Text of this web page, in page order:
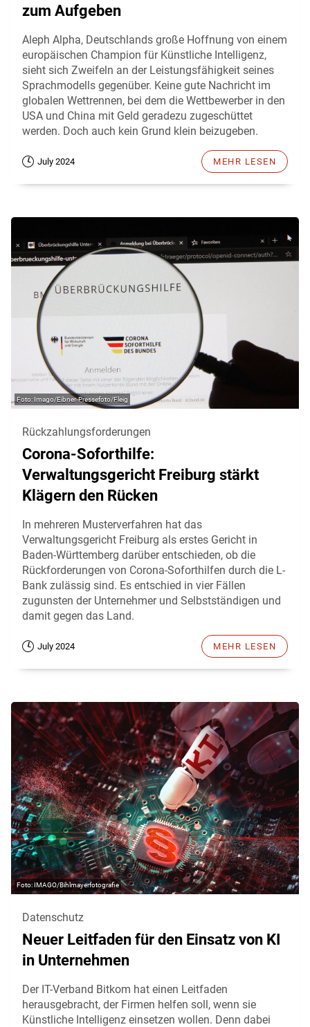
zum Aufgeben
Aleph Alpha, Deutschlands große Hoffnung von einem
europäischen Champion für Künstliche Intelligenz,
sieht sich Zweifeln an der Leistungsfähigkeit seines
Sprachmodells gegenüber. Keine gute Nachricht im
globalen Wettrennen, bei dem die Wettbewerber in den
USA und China mit Geld geradezu zugeschüttet
werden. Doch auch kein Grund klein beizugeben.
July 2024 MEHR LESEN
Imago/Eibner-Pressefoto/Fleig
Rückzahlungsforderungen
Corona-Soforthilfe:
Verwaltungsgericht Freiburg stärkt
Klägern den Rücken
In mehreren Musterverfahren hat das
Verwaltungsgericht Freiburg als erstes Gericht in
Baden-Württemberg darüber entschieden, ob die
Rückforderungen von Corona-Soforthilfen durch die L-
Bank zulässig sind. Es entschied in vier Fällen
zugunsten der Unternehmer und Selbstständigen und
damit gegen das Land.
July 2024 MEHR LESEN
IMAGO/Bihlmayerfotografie
Datenschutz
Neuer Leitfaden für den Einsatz von KI
in Unternehmen
Der IT-Verband Bitkom hat einen Leitfaden
herausgebracht, der Firmen helfen soll, wenn sie
Künstliche Intelligenz einsetzen wollen. Denn dabei